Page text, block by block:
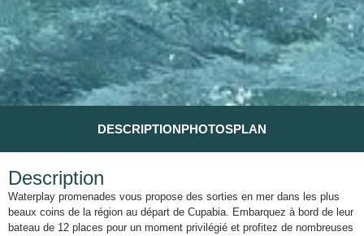
DESCRIPTIONPHOTOSPLAN
Description
Waterplay promenades vous propose des sorties en mer dans les plus
beaux coins de la région au départ de Cupabia. Embarquez à bord de leur
bateau de 12 places pour un moment privilégié et profitez de nombreuses